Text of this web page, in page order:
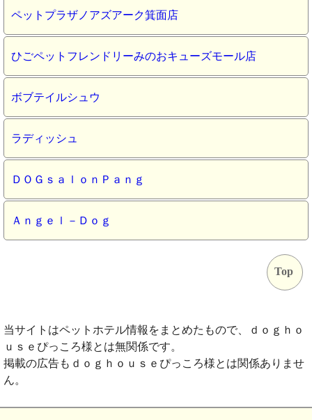
ペットプラザノアズアーク箕面店
ひごペットフレンドリーみのおキューズモール店
ボブテイルシュウ
ラディッシュ
ＤＯＧｓａｌｏｎＰａｎｇ
Ａｎｇｅｌ－Ｄｏｇ
Top
当サイトはペットホテル情報をまとめたもので、ｄｏｇｈｏ
ｕｓｅぴっころ様とは無関係です。
掲載の広告もｄｏｇｈｏｕｓｅぴっころ様とは関係ありませ
ん。